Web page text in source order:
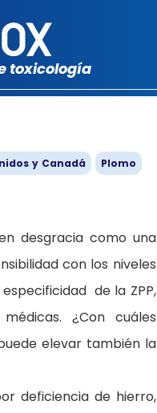
toxicología
y Canadá Plomo
desgracia como una
con los niveles
de la ZPP,
¿Con cuáles
elevar también la
deficiencia de hierro,